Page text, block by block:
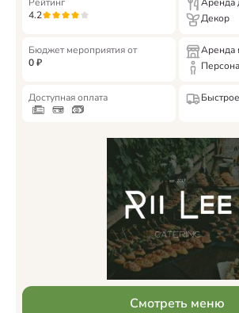
4.2
Декор
Бюджет мероприятия от
0₽
Аренда
Доступная оплата
Смотреть меню